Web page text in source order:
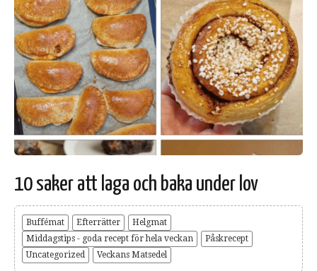
10 saker att laga och baka under lov
Buffémat Efterrätter
Helgmat
Middagstips - goda recept för hela veckan
Påskrecept
Uncategorized
Veckans Matsedel